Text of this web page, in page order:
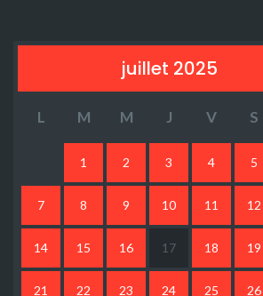
juillet 2025
L M M J V S
1 2 3 4 5
7 8 9 10 11 12
14 15 16 17 18 19
21 22 23 24 25 26